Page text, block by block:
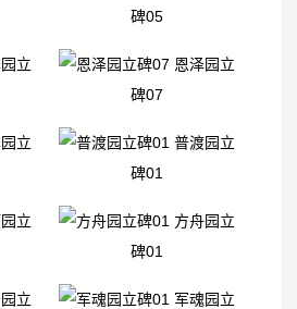
碑05
立
恩泽园立
碑07
立
普渡园立
碑01
立
方舟园立
碑01
立
军魂园立